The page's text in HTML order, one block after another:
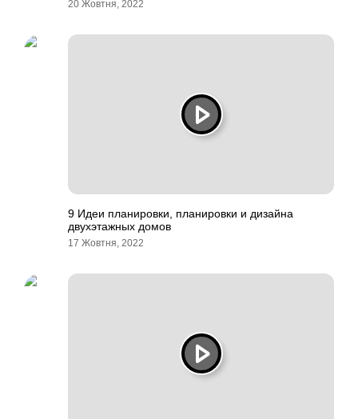
20 Жовтня, 2022
9 Идеи планировки, планировки и дизайна
двухэтажных домов
17 Жовтня, 2022